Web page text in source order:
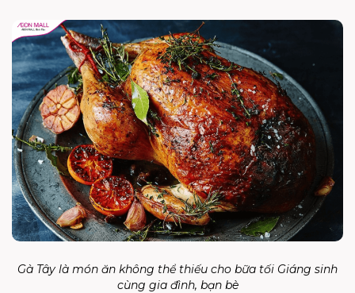
Gà Tây là món ăn không thể thiếu cho bữa tối Giáng sinh
cùng gia đình, bạn bè